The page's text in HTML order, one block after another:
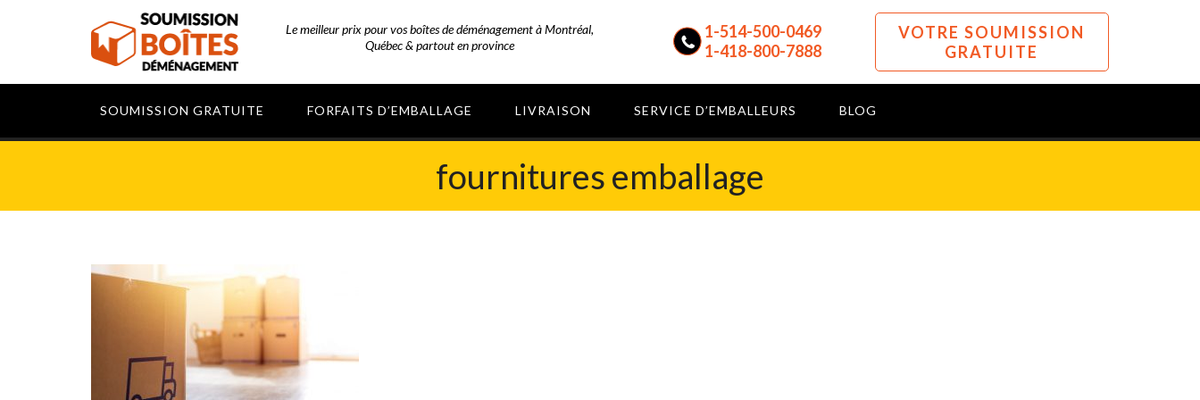
Le meilleur prix pour vos boîtes de déménagement à Montréal,
Québec & partout en province
1-514-500-0469
1-418-800-7888
VOTRE SOUMISSION
GRATUITE
SOUMISSION GRATUITE FORFAITS D’EMBALLAGE LIVRAISON SERVICE D’EMBALLEURS BLOG
fournitures emballage